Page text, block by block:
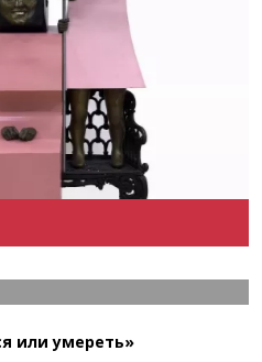
или умереть»